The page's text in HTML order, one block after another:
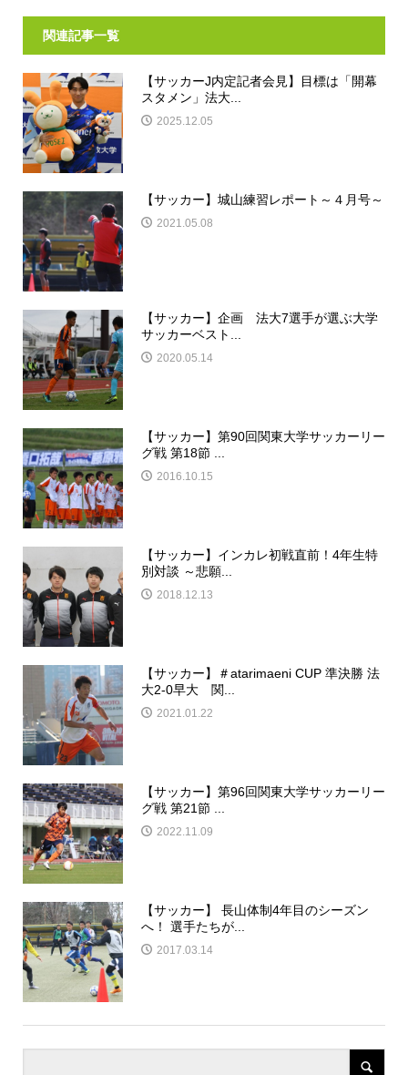
関連記事一覧
【サッカーJ内定記者会見】目標は「開幕
スタメン」法大...
2025.12.05
【サッカー】城山練習レポート～４月号～
2021.05.08
【サッカー】企画 法大7選手が選ぶ大学
サッカーベスト...
2020.05.14
【サッカー】第90回関東大学サッカーリー
グ戦 第18節 ...
2016.10.15
【サッカー】インカレ初戦直前！4年生特
別対談 ～悲願...
2018.12.13
【サッカー】＃atarimaeni CUP 準決勝 法
大2-0早大 関...
2021.01.22
【サッカー】第96回関東大学サッカーリー
グ戦 第21節 ...
2022.11.09
【サッカー】 長山体制4年目のシーズン
へ！ 選手たちが...
2017.03.14